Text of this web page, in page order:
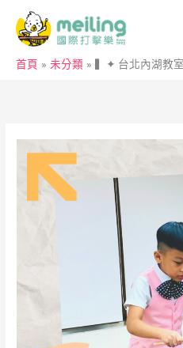
首頁 未分類 ▍✦ 台北內湖教